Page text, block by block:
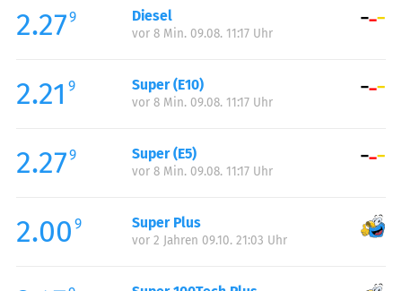
Mittwoch:
05:00-23:00
Donnerstag:
Samstag:
05:00-23:00
Sonntag:
2.279 Diesel
vor 8 Min. 09.08. 11:17 Uhr
2.21 9 Super (E10)
vor 8 Min. 09.08. 11:17 Uhr
2.279 Super (E5)
vor 8 Min. 09.08. 11:17 Uhr
2.00 9 Super Plus
vor 2 Jahren 09.10. 21:03 Uhr